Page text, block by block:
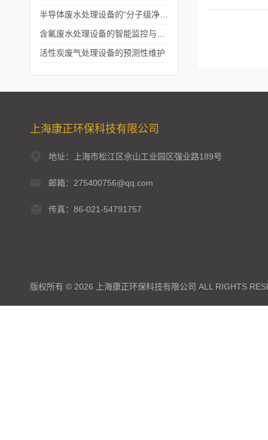
活性炭废气处理设备的预测性维护
上海康正环保科技有限公司
地址：上海市松江区佘山工业园区强业路189号
邮箱：275400756@qq.com
传真：86-021-54791757
版权所有 © 2026 上海康正环保科技有限公司 ALL RIGHTS